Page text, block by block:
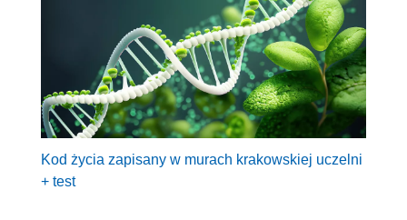
Kod życia zapisany w murach krakowskiej uczelni
+ test